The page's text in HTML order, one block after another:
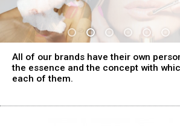
All of our brands have their own
the essence and the concept with
each of them.